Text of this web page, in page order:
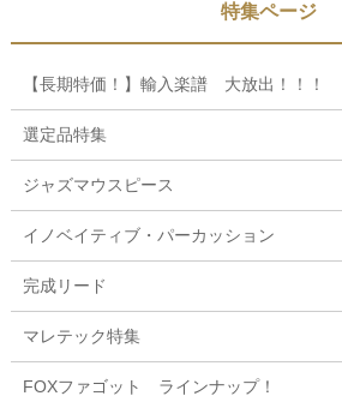
特集ページ
【長期特価！】輸入楽譜 大放出！！！
選定品特集
ジャズマウスピース
イノベイティブ・パーカッション
完成リード
マレテック特集
FOXファゴット ラインナップ！